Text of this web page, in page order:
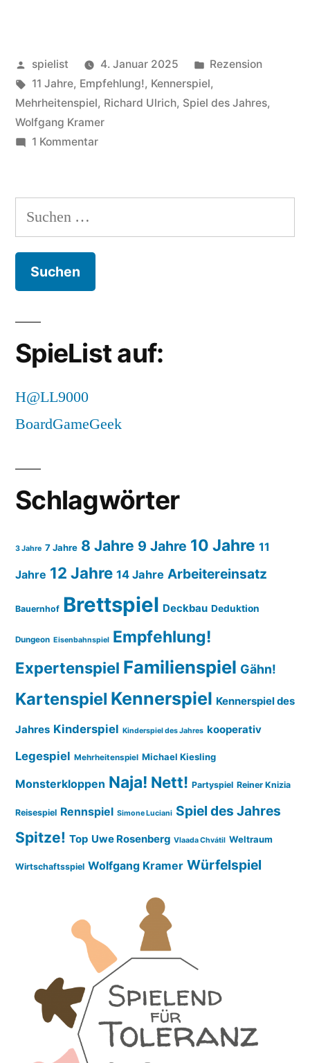
Veröffentlicht
von
spielist 4. Januar 2025
Veröffentlicht
in
Rezension
Schlagwörter:
11 Jahre, Empfehlung!, Kennerspiel,
Mehrheitenspiel, Richard Ulrich, Spiel des Jahres,
Wolfgang Kramer
1 Kommentarzu
Schön
los!
Suchen
nach:
SpieList auf:
H@LL9000
BoardGameGeek
Schlagwörter
3 Jahre 7 Jahre 8 Jahre 9 Jahre 10 Jahre 11
Jahre 12 Jahre 14 Jahre Arbeitereinsatz
Bauernhof Brettspiel Deckbau Deduktion
Dungeon Eisenbahnspiel Empfehlung!
Expertenspiel Familienspiel Gähn!
Kartenspiel Kennerspiel Kennerspiel des
Jahres Kinderspiel Kinderspiel des Jahres kooperativ
Legespiel Mehrheitenspiel Michael Kiesling
Monsterkloppen Naja! Nett! Partyspiel Reiner Knizia
Reisespiel Rennspiel Simone Luciani Spiel des Jahres
Spitze! Top Uwe Rosenberg Vlaada Chvátil Weltraum
Wirtschaftsspiel Wolfgang Kramer Würfelspiel